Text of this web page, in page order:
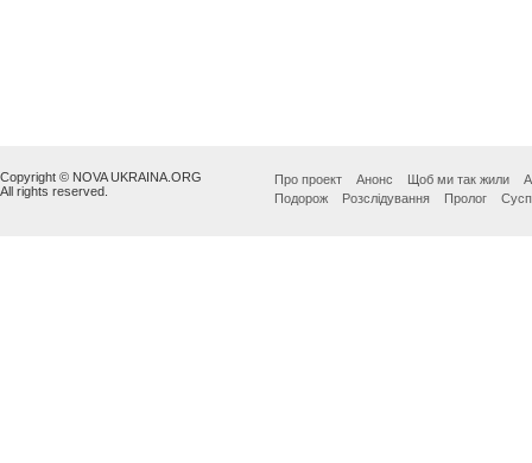
Copyright © NOVA UKRAINA.ORG
All rights reserved.
Про проект Анонс Щоб ми так жили
Подорож
Розслідування Пролог